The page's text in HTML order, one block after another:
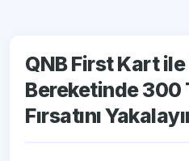
QNB First Kart
Bereketinde 300
Fırsatını